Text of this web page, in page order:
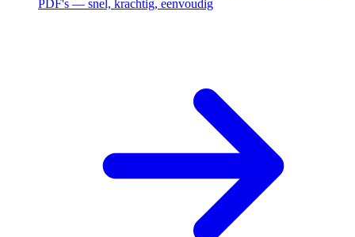
PDF's — snel, krachtig, eenvoudig